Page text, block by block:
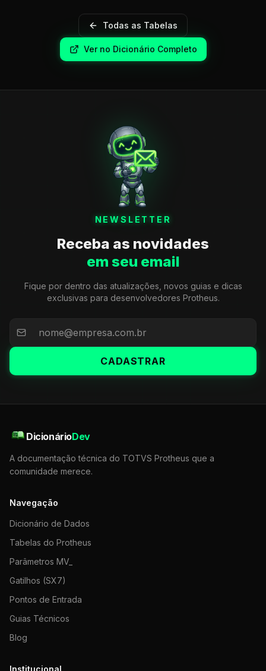
Todas as Tabelas
Ver no Dicionário Completo
NEWSLETTER
Receba as novidades
em seu email
Fique por dentro das atualizações, novos guias e dicas
exclusivas para desenvolvedores Protheus.
CADASTRAR
DicionárioDev
A documentação técnica do TOTVS Protheus que a
comunidade merece.
Navegação
Dicionário de Dados
Tabelas do Protheus
Parâmetros MV_
Gatilhos (SX7)
Pontos de Entrada
Guias Técnicos
Blog
Institucional